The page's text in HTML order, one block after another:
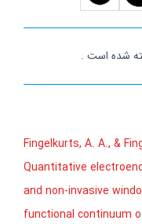
شده است .
Fingelkurts, A. A., &
Quantitative
and non-invasive
functional continuum